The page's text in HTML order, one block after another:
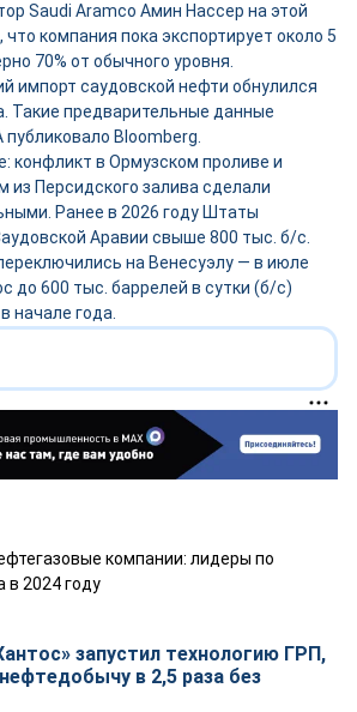
Saudi Aramco Амин Нассер на этой
компания пока экспортирует около 5
70% от обычного уровня.
импорт саудовской нефти обнулился
Такие предварительные данные
Bloomberg.
конфликт в Ормузском проливе и
из Персидского залива сделали
Ранее в 2026 году Штаты
Аравии свыше 800 тыс. б/с.
на Венесуэлу — в июле
до 600 тыс. баррелей в сутки (б/с)
начале года.
запустил технологию ГРП,
в 2,5 раза без